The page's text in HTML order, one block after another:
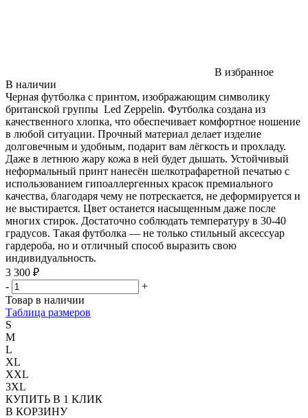
В избранное
В наличии
Черная футболка с принтом, изображающим символику
британской группы Led Zeppelin. Футболка создана из
качественного хлопка, что обеспечивает комфортное ношение
в любой ситуации. Прочный материал делает изделие
долговечным и удобным, подарит вам лёгкость и прохладу.
Даже в летнюю жару кожа в ней будет дышать. Устойчивый
неформальный принт нанесён шелкотрафаретной печатью с
использованием гипоаллергенных красок премиального
качества, благодаря чему не потрескается, не деформируется и
не выстирается. Цвет останется насыщенным даже после
многих стирок. Достаточно соблюдать температуру в 30-40
градусов. Такая футболка — не только стильный аксессуар
гардероба, но и отличный способ выразить свою
индивидуальность.
3 300 ₽
-
+
Товар в наличии
Таблица размеров
S
M
L
XL
XXL
3XL
КУПИТЬ В 1 КЛИК
В КОРЗИНУ